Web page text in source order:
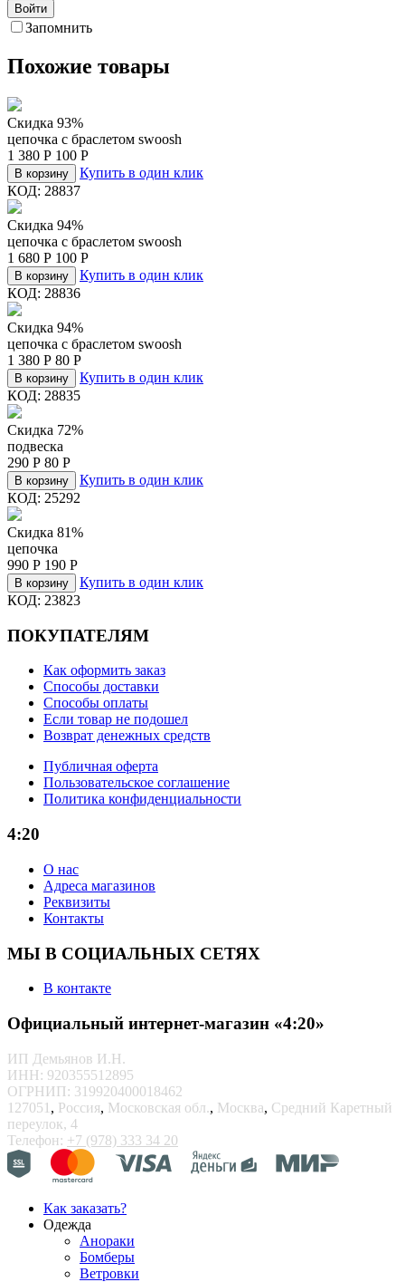
Войти
Запомнить
Похожие товары
Скидка 93%
цепочка c браслетом swoosh
1 380 Р 100 Р
В корзину
Купить в один клик
КОД: 28837
Скидка 94%
цепочка c браслетом swoosh
1 680 Р 100 Р
В корзину
Купить в один клик
КОД: 28836
Скидка 94%
цепочка c браслетом swoosh
1 380 Р 80 Р
В корзину
Купить в один клик
КОД: 28835
Скидка 72%
подвеска
290 Р 80 Р
В корзину
Купить в один клик
КОД: 25292
Скидка 81%
цепочка
990 Р 190 Р
В корзину
Купить в один клик
КОД: 23823
ПОКУПАТЕЛЯМ
Как оформить заказ
Способы доставки
Способы оплаты
Если товар не подошел
Возврат денежных средств
Публичная оферта
Пользовательское соглашение
Политика конфиденциальности
4:20
О нас
Адреса магазинов
Реквизиты
Контакты
МЫ В СОЦИАЛЬНЫХ СЕТЯХ
В контакте
Официальный интернет-магазин «4:20»
ИП Демьянов И.Н.
ИНН: 920355512895
ОГРНИП: 319920400018462
127051 , Россия, Московская обл., Москва, Средний Каретный
переулок, 4
Телефон: +7 (978) 333 34 20
Как заказать?
Одежда
Анораки
Бомберы
Ветровки